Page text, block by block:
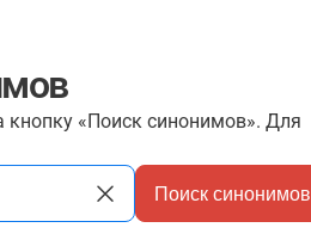
кнопку «Поиск синонимов». Для
Поиск синонимов